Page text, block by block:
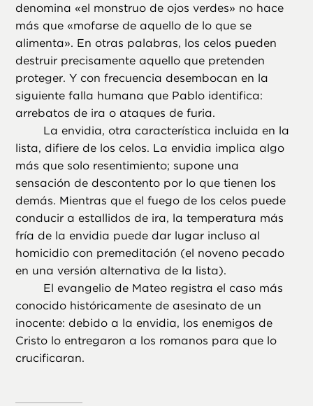
denomina «el monstruo de ojos verdes» no hace
más que «mofarse de aquello de lo que se
alimenta». En otras palabras, los celos pueden
destruir precisamente aquello que pretenden
proteger. Y con frecuencia desembocan en la
siguiente falla humana que Pablo identifica:
arrebatos de ira o ataques de furia.
La envidia, otra característica incluida en la
lista, difiere de los celos. La envidia implica algo
más que solo resentimiento; supone una
sensación de descontento por lo que tienen los
demás. Mientras que el fuego de los celos puede
conducir a estallidos de ira, la temperatura más
fría de la envidia puede dar lugar incluso al
homicidio con premeditación (el noveno pecado
en una versión alternativa de la lista).
El evangelio de Mateo registra el caso más
conocido históricamente de asesinato de un
inocente: debido a la envidia, los enemigos de
Cristo lo entregaron a los romanos para que lo
crucificaran.